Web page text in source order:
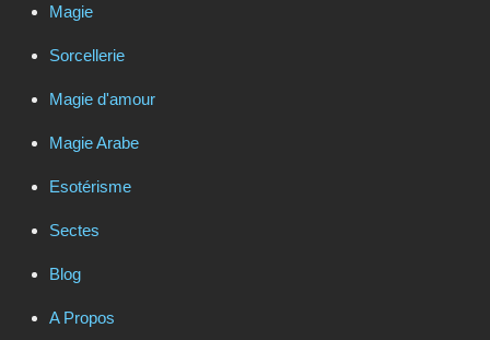
Magie
Sorcellerie
Magie d'amour
Magie Arabe
Esotérisme
Sectes
Blog
A Propos